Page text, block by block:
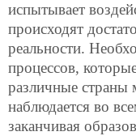
испытывает
происходят
реальности.
процессов,
различные страны
наблюдается во
заканчивая